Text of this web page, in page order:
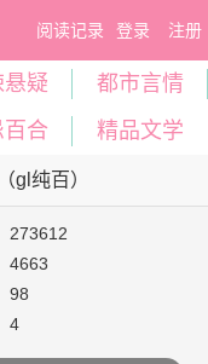
阅读记录 登录 注册
疑
都市言情
百合 精品文学
gl纯百）
273612
4663
98
4